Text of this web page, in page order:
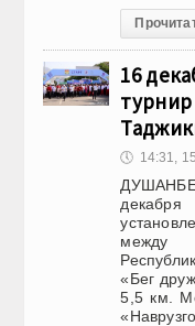
16
🕔 14:31,
между
«Бег
5,5 км.